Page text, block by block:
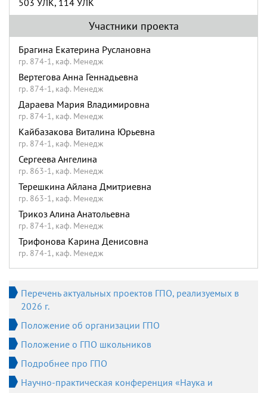
503 УЛК, 114 УЛК
Участники проекта
Брагина Екатерина Руслановна
гр. 874-1, каф. Менедж
Вертегова Анна Геннадьевна
гр. 874-1, каф. Менедж
Дараева Мария Владимировна
гр. 874-1, каф. Менедж
Кайбазакова Виталина Юрьевна
гр. 874-1, каф. Менедж
Сергеева Ангелина
гр. 863-1, каф. Менедж
Терешкина Айлана Дмитриевна
гр. 863-1, каф. Менедж
Трикоз Алина Анатольевна
гр. 874-1, каф. Менедж
Трифонова Карина Денисовна
гр. 874-1, каф. Менедж
Перечень актуальных проектов ГПО, реализуемых в
2026 г.
Положение об организации ГПО
Положение о ГПО школьников
Подробнее про ГПО
Научно-практическая конференция «Наука и